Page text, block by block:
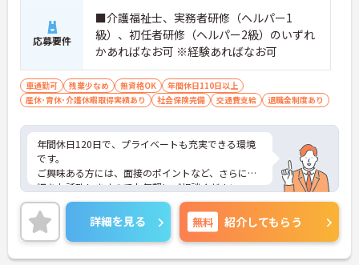
応募要件
■介護福祉士、実務者研修（ヘルパー1
級）、初任者研修（ヘルパー2級）のいずれ
かあればなお可 ※経験あればなお可
車通勤可 残業少なめ 無資格OK
年間休日110日以上
産休･育休･介護休暇取得実績あり
社会保険完備 交通費支給 退職金制度あり
年間休日120日で、プライベートも充実できる環境
です。
ご興味ある方には、面接のポイントなど、さらに詳
細をお話致しますのでお気軽にご相談ください。
詳細を見る 無料 紹介してもらう